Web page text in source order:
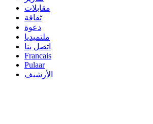
مقابلات
ثقافة
دعوة
ملتميديا
اتصل بنا
Francais
Pulaar
الأرشيف